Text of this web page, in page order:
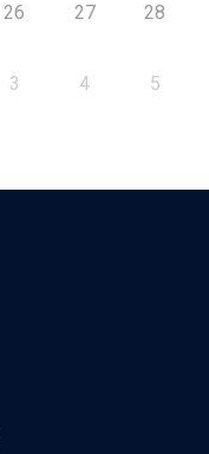
26 27 28
3 4 5